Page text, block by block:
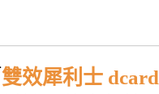
雙效犀利士 dcard